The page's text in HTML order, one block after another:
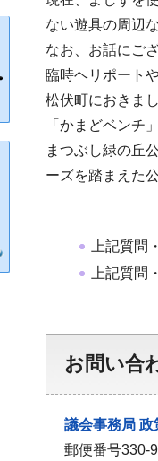
ない遊具の周辺
なお、お話にご
臨時ヘリポート
松伏町におきま
「かまどベンチ
まつぶし緑の丘
ーズを踏まえた
上記質問
上記質
お問い合
議会事務局 政
郵便番号330-